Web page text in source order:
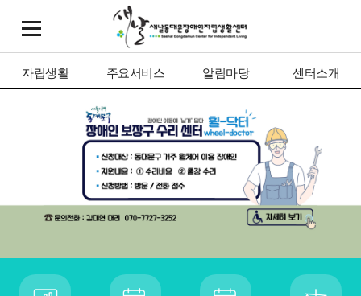
자립생활 주요서비스 알림마당 센터소개